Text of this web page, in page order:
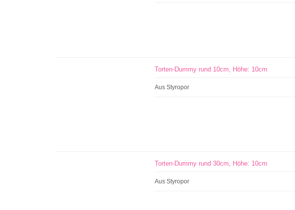
Torten-Dummy rund 10cm, Höhe: 10cm
Aus Styropor
Torten-Dummy rund 30cm, Höhe: 10cm
Aus Styropor